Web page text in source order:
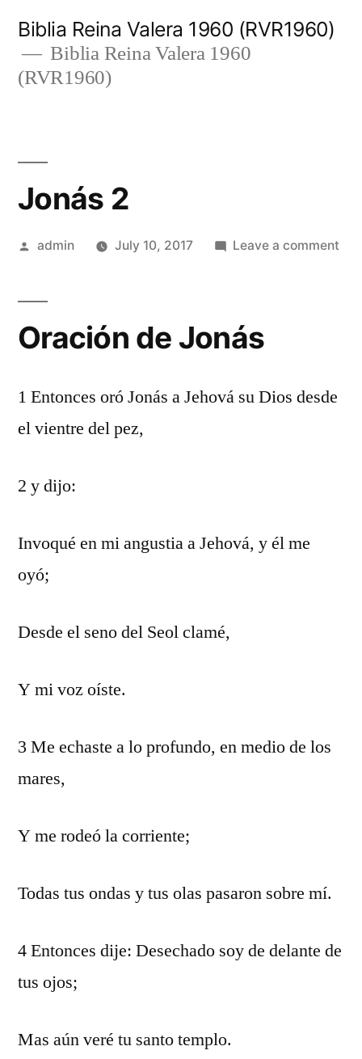
content
Biblia Reina Valera 1960 (RVR1960)
Biblia Reina Valera 1960
(RVR1960)
Jonás 2
Posted
admin July 10, 2017 Leave a comment
Oración de Jonás
1 Entonces oró Jonás a Jehová su Dios desde
el vientre del pez,
2 y dijo:
Invoqué en mi angustia a Jehová, y él me
oyó;
Desde el seno del Seol clamé,
Y mi voz oíste.
3 Me echaste a lo profundo, en medio de los
mares,
Y me rodeó la corriente;
Todas tus ondas y tus olas pasaron sobre mí.
4 Entonces dije: Desechado soy de delante de
tus ojos;
Mas aún veré tu santo templo.